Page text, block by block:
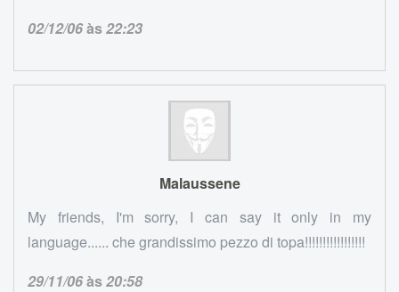
02/12/06às22:23
Malaussene
My friends, I'm sorry, I can say it only in my
language...... che grandissimo pezzo di topa!!!!!!!!!!!!!!!!!
29/11/06às20:58